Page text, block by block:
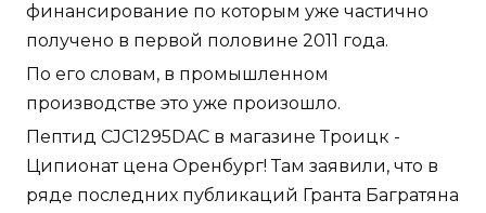
финансирование по которым уже частично
получено в первой половине 2011 года.
По его словам, в промышленном
производстве это уже произошло.
Пептид CJC1295DAC в магазине Троицк -
Ципионат цена Оренбург! Там заявили, что в
ряде последних публикаций Гранта Багратяна